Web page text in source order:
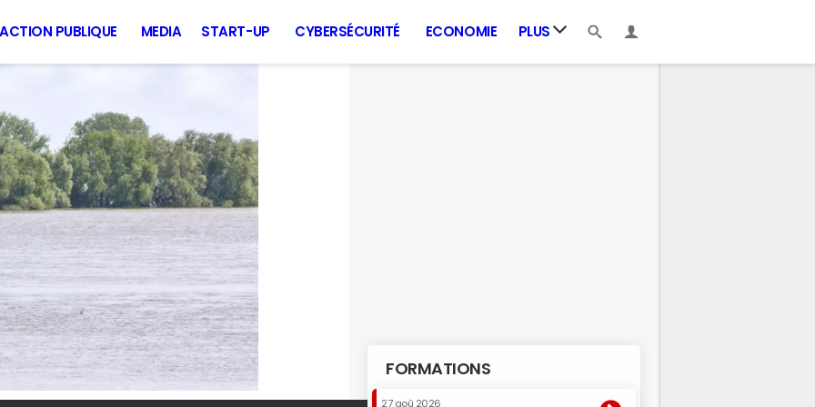
ACTION PUBLIQUE MEDIA START-UP CYBERSÉCURITÉ ECONOMIE PLUS
FORMATIONS
27 aoû 2026